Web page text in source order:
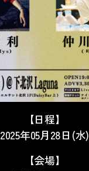
【日程】
2025年05月28日(水)
【会場】